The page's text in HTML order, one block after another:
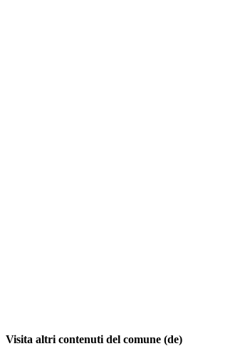
Visita altri contenuti del comune (de)